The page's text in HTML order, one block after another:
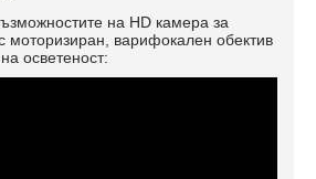
на HD камера за
моторизиран, варифокален обектив
осветеност: